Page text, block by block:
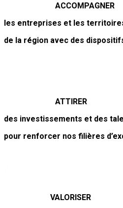
ACCOMPAGNER
les entreprises et les
de la région avec des
ATTIRER
des investissements et des
pour renforcer nos filières
VALORISER